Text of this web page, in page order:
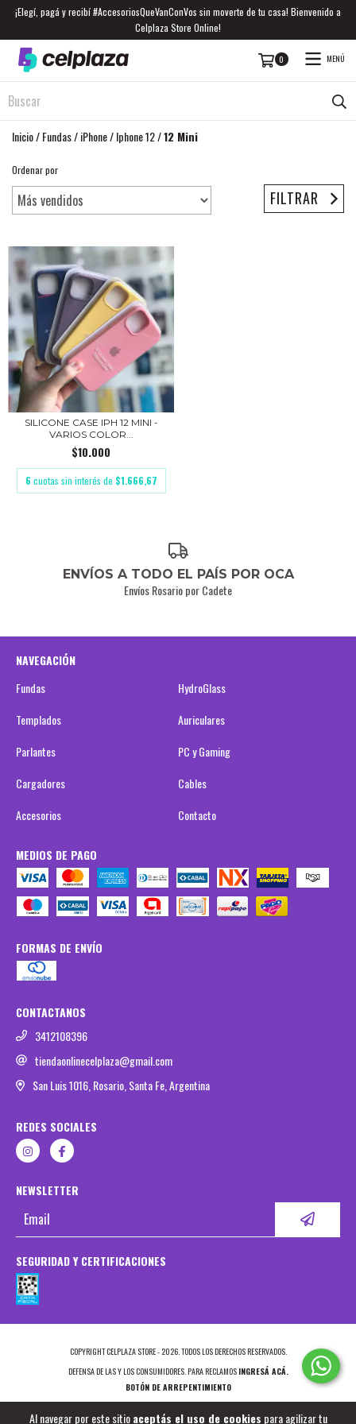
Al navegar por este sitioaceptás el uso de cookies para agilizar tu
¡Elegí, pagá y recibí #AccesoriosQueVanConVos sin moverte de tu casa! Bienvenido a
Celplaza Store Online!
0 MENÚ
Inicio/Fundas/iPhone/Iphone 12/12 Mini
Ordenar por
FILTRAR
SILICONE CASE IPH 12 MINI -
VARIOS COLOR...
$10.000
6 cuotas sin interés de $1.666,67
ENVÍOS A TODO EL PAÍS POR OCA
Envíos Rosario por Cadete
NAVEGACIÓN
Fundas
HydroGlass
Templados
Auriculares
Parlantes
PC y Gaming
Cargadores
Cables
Accesorios
Contacto
MEDIOS DE PAGO
FORMAS DE ENVÍO
CONTACTANOS
3412108396
tiendaonlinecelplaza@gmail.com
San Luis 1016, Rosario, Santa Fe, Argentina
REDES SOCIALES
NEWSLETTER
SEGURIDAD Y CERTIFICACIONES
COPYRIGHT CELPLAZA STORE - 2026. TODOS LOS DERECHOS RESERVADOS.
DEFENSA DE LAS Y LOS CONSUMIDORES. PARA RECLAMOS INGRESÁ ACÁ.
BOTÓN DE ARREPENTIMIENTO